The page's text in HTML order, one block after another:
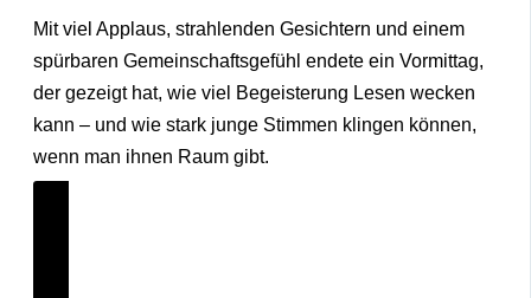
Mit viel Applaus, strahlenden Gesichtern und einem
spürbaren Gemeinschaftsgefühl endete ein Vormittag,
der gezeigt hat, wie viel Begeisterung Lesen wecken
kann – und wie stark junge Stimmen klingen können,
wenn man ihnen Raum gibt.